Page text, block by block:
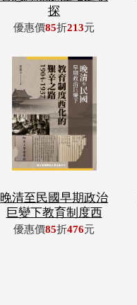
探
優惠價85折213元
晚清至民國早期政治
巨變下教育制度西
優惠價85折476元